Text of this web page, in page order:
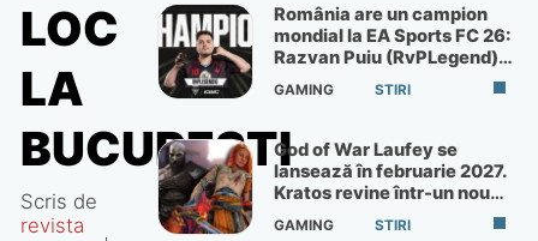
LOC
LA
BUCUREȘTI
Scris de
revista
România are un campion
mondial la EA Sports FC 26:
Razvan Puiu (RvPLegend)
câștigă turneul de la Paris
GAMING STIRI
God of War Laufey se
lansează în februarie 2027.
Kratos revine într-un nou
God of War
GAMING STIRI